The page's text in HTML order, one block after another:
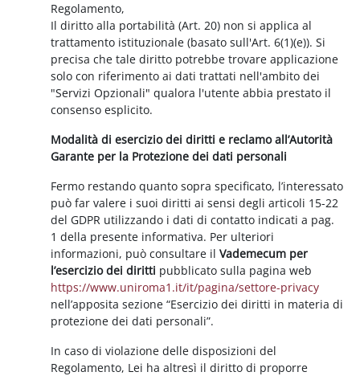
Regolamento,
Il diritto alla portabilità (Art. 20) non si applica al
trattamento istituzionale (basato sull'Art. 6(1)(e)). Si
precisa che tale diritto potrebbe trovare applicazione
solo con riferimento ai dati trattati nell'ambito dei
"Servizi Opzionali" qualora l'utente abbia prestato il
consenso esplicito.
Modalità di esercizio dei diritti e reclamo all’Autorità
Garante per la Protezione dei dati personali
Fermo restando quanto sopra specificato, l’interessato
può far valere i suoi diritti ai sensi degli articoli 15-22
del GDPR utilizzando i dati di contatto indicati a pag.
1 della presente informativa. Per ulteriori
informazioni, può consultare ilVademecum per
l’esercizio dei diritti pubblicato sulla pagina web
https://www.uniroma1.it/it/pagina/settore-privacy
nell’apposita sezione “Esercizio dei diritti in materia di
protezione dei dati personali”.
In caso di violazione delle disposizioni del
Regolamento, Lei ha altresì il diritto di proporre